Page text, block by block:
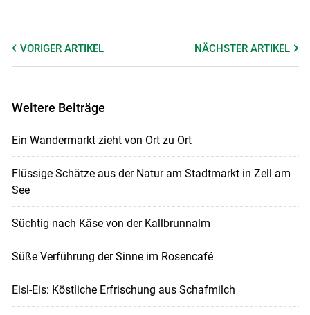
VORIGER ARTIKEL NÄCHSTERARTIKEL
Weitere Beiträge
Ein Wandermarkt zieht von Ort zu Ort
Flüssige Schätze aus der Natur am Stadtmarkt in Zell am
See
Süchtig nach Käse von der Kallbrunnalm
Süße Verführung der Sinne im Rosencafé
Eisl-Eis: Köstliche Erfrischung aus Schafmilch